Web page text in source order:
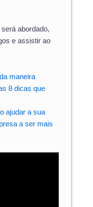
abordado,
e assistir ao
maneira
8 dicas que
ajudar a sua
a ser mais